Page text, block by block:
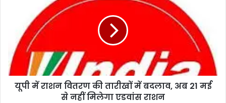
यूपी में राशन वितरण की तारीखों में बदलाव, अब 21 मई
से नहीं मिलेगा एडवांस राशन